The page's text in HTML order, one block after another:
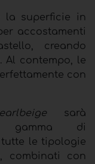
la superficie in
accostamenti
creando
Al contempo, le
con
sarà
gamma di
le tipologie
combinati con